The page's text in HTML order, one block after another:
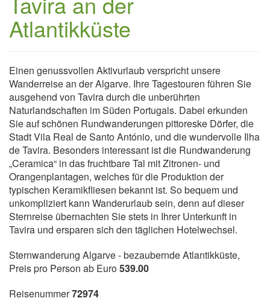
Atlantikküste
Einen genussvollen Aktivurlaub verspricht unsere
Wanderreise an der Algarve. Ihre Tagestouren führen Sie
ausgehend von Tavira durch die unberührten
Naturlandschaften im Süden Portugals. Dabei erkunden
Sie auf schönen Rundwanderungen pittoreske Dörfer, die
Stadt Vila Real de Santo António, und die wundervolle Ilha
de Tavira. Besonders interessant ist die Rundwanderung
„Ceramica“ in das fruchtbare Tal mit Zitronen- und
Orangenplantagen, welches für die Produktion der
typischen Keramikfliesen bekannt ist. So bequem und
unkompliziert kann Wanderurlaub sein, denn auf dieser
Sternreise übernachten Sie stets in Ihrer Unterkunft in
Tavira und ersparen sich den täglichen Hotelwechsel.
Sternwanderung Algarve - bezaubernde Atlantikküste,
Preis pro Person ab Euro539.00
Reisenummer72974